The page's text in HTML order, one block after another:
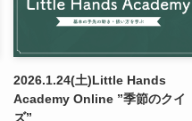
2026.1.24(土)Little Hands
Academy Online ”季節のクイ
ズ”